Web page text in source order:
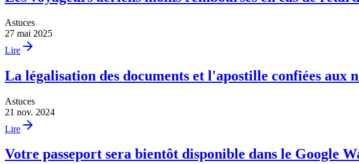
Astuces
27 mai 2025
Lire
La légalisation des documents et l'apostille confiées aux
Astuces
21 nov. 2024
Lire
Votre passeport sera bientôt disponible dans le Google